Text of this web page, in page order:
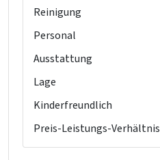
Küchenboden
Backofen
Gefrierschrank
Geschirrspüler
Mikrowelle
Bett: 12
Schlafzimmer: 6
Reinigung
Personal
Ausstattung
Lage
Kinderfreundlich
Preis-Leistungs-Verhältnis